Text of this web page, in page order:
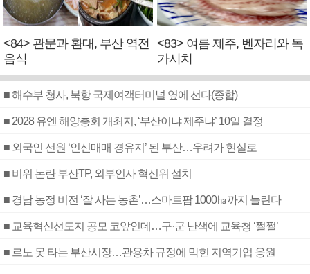
<84> 관문과 환대, 부산 역전
음식
<83> 여름 제주, 벤자리와 독
가시치
■ 해수부 청사, 북항 국제여객터미널 옆에 선다(종합)
■ 2028 유엔 해양총회 개최지, ‘부산이냐 제주냐’ 10일 결정
■ 외국인 선원 ‘인신매매 경유지’ 된 부산…우려가 현실로
■ 비위 논란 부산TP, 외부인사 혁신위 설치
■ 경남 농정 비전 ‘잘 사는 농촌’…스마트팜 1000㏊까지 늘린다
■ 교육혁신선도지 공모 코앞인데…구·군 난색에 교육청 ‘쩔쩔’
■ 르노 못 타는 부산시장…관용차 규정에 막힌 지역기업 응원